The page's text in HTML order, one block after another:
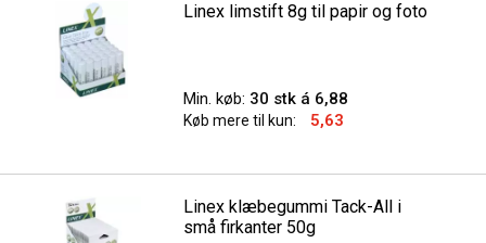
Linex limstift 8g til papir og foto
Min. køb: 30 stk á 6,88
Køb mere til kun: 5,63
Linex klæbegummi Tack-All i
små firkanter 50g